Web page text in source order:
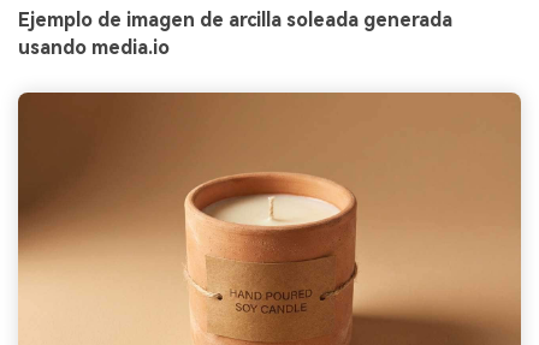
Ejemplo de imagen de arcilla soleada generada
usando media.io